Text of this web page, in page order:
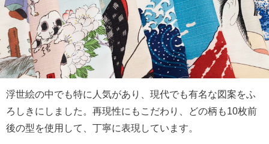
浮世絵の中でも特に人気があり、現代でも有名な図案をふ
ろしきにしました。再現性にもこだわり、どの柄も10枚前
後の型を使用して、丁寧に表現しています。